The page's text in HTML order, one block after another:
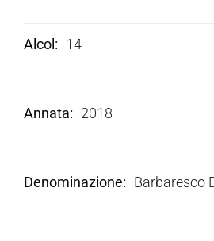
Alcol 14
Annata 2018
Denominazione Barbaresco